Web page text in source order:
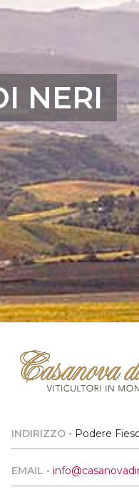
NERI
INDIRIZZO • Podere
EMAIL •